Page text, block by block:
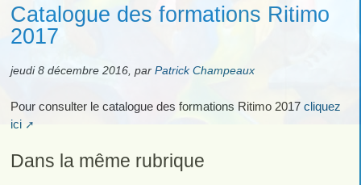
Catalogue des formations Ritimo
2017
jeudi 8 décembre 2016, par Patrick Champeaux
Pour consulter le catalogue des formations Ritimo 2017 cliquez
ici
Dans la même rubrique